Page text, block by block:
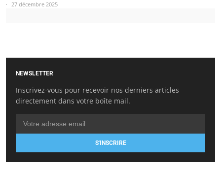
27 décembre 2025
NEWSLETTER
Inscrivez-vous pour recevoir nos derniers articles
directement dans votre boîte mail.
S'INSCRIRE